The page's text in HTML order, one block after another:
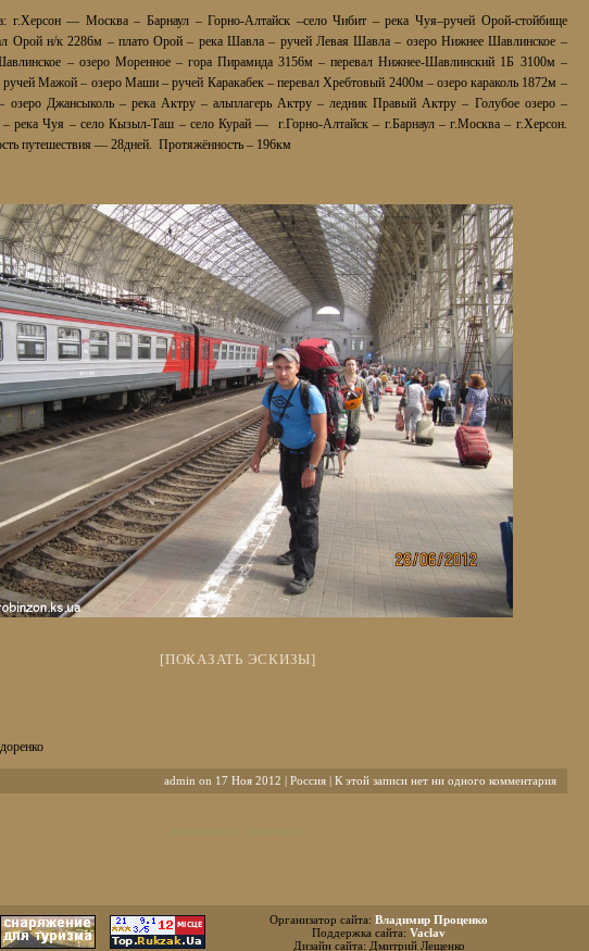
г.Херсон — Москва – Барнаул – Горно-Алтайск –село Чибит – река Чуя–ручей Орой-стойбище
Орой н/к 2286м – плато Орой – река Шавла – ручей Левая Шавла – озеро Нижнее Шавлинское –
– озеро Моренное – гора Пирамида 3156м – перевал Нижнее-Шавлинский 1Б 3100м –
Мажой – озеро Маши – ручей Каракабек – перевал Хребтовый 2400м – озеро караколь 1872м –
– озеро Джансыколь – река Актру – альплагерь Актру – ледник Правый Актру – Голубое озеро –
– река Чуя – село Кызыл-Таш – село Курай — г.Горно-Алтайск – г.Барнаул – г.Москва – г.Херсон.
путешествия — 28дней. Протяжённость – 196км
[ПОКАЗАТЬ ЭСКИЗЫ]
admin on 17 Ноя 2012 | Россия| К этой записи нет ни одного комментария
Организатор сайта: Владимир Проценко
Поддержка сайта: Vaclav
Дизайн сайта: Дмитрий Лещенко